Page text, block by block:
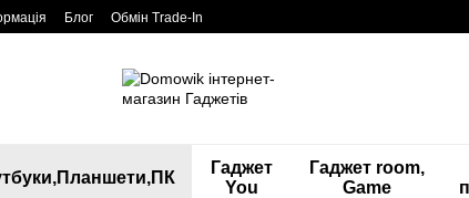
Блог Обмін Trade-In
Гаджет
You
Гаджет room,
Game